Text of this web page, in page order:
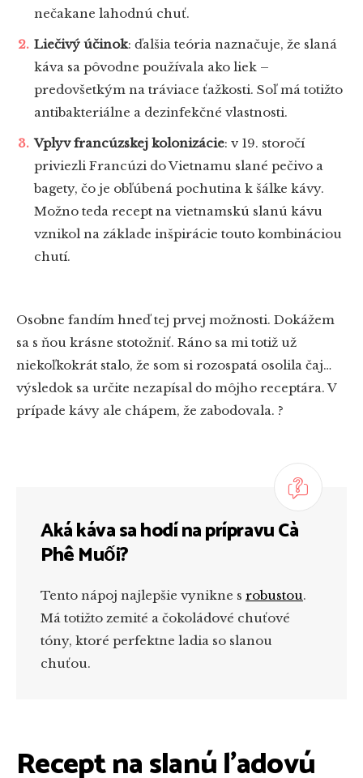
nečakane lahodnú chuť.
Liečivý účinok: ďalšia teória naznačuje, že slaná
káva sa pôvodne používala ako liek –
predovšetkým na tráviace ťažkosti. Soľ má totižto
antibakteriálne a dezinfekčné vlastnosti.
Vplyv francúzskej kolonizácie: v 19. storočí
priviezli Francúzi do Vietnamu slané pečivo a
bagety, čo je obľúbená pochutina k šálke kávy.
Možno teda recept na vietnamskú slanú kávu
vznikol na základe inšpirácie touto kombináciou
chutí.
Osobne fandím hneď tej prvej možnosti. Dokážem
sa s ňou krásne stotožniť. Ráno sa mi totiž už
niekoľkokrát stalo, že som si rozospatá osolila čaj…
výsledok sa určite nezapísal do môjho receptára. V
prípade kávy ale chápem, že zabodovala. ?
Aká káva sa hodí na prípravu Cà
Phê Muối?
Tento nápoj najlepšie vynikne s robustou.
Má totižto zemité a čokoládové chuťové
tóny, ktoré perfektne ladia so slanou
chuťou.
Recept na slanú ľadovú